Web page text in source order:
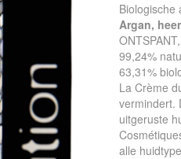
Biologische
Argan,
99,24%
63,31%
La Crème
vermindert.
uitgeruste
alle